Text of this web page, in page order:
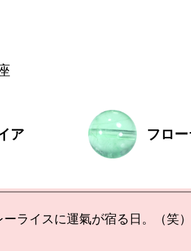
ア フロ
ーライスに運氣が宿る日。（笑）